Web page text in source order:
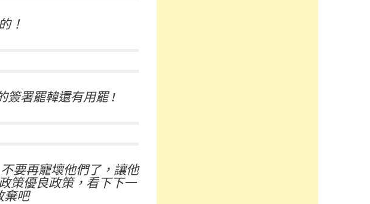
！
簽署罷韓還有用罷 !
要再寵壞他們了，讓他
策優良政策，看下下一
棄吧